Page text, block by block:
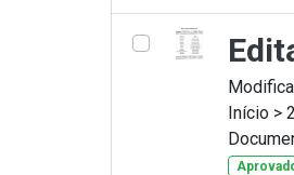
Início >